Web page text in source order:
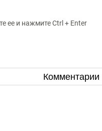
ее и нажмите Ctrl + Enter
Комментарии